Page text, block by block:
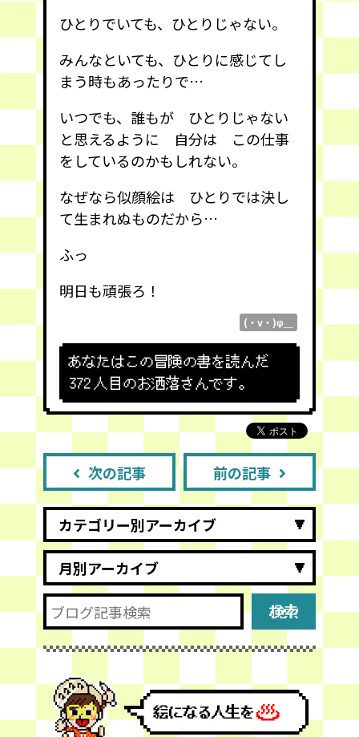
ひとりでいても、ひとりじゃない。
みんなといても、ひとりに感じてし
まう時もあったりで…
いつでも、誰もが ひとりじゃない
と思えるように 自分は この仕事
をしているのかもしれない。
なぜなら似顔絵は ひとりでは決し
て生まれぬものだから…
ふっ
明日も頑張ろ！
(・v・)φ＿
あなたはこの冒険の書を読んだ
372 人目のお洒落さんです。
次の記事 前の記事